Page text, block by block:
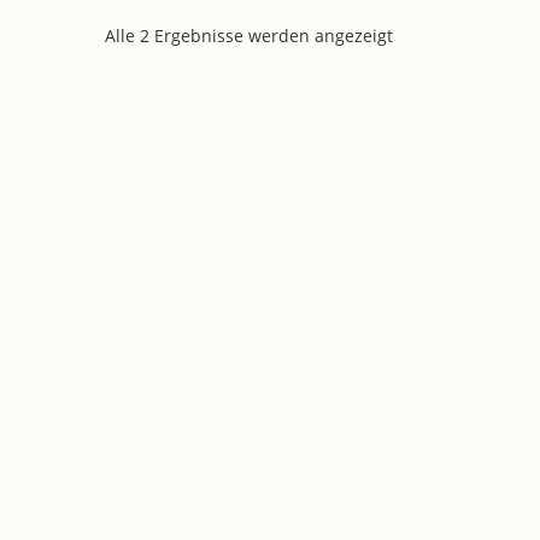
Alle 2 Ergebnisse werden angezeigt